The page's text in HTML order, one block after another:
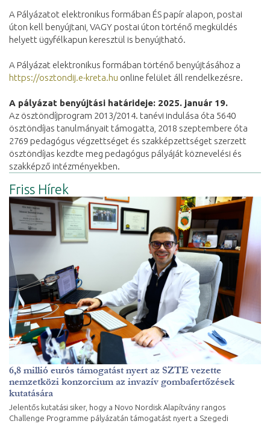
A Pályázatot elektronikus formában ÉS papír alapon, postai
úton kell benyújtani, VAGY postai úton történő megküldés
helyett ügyfélkapun keresztül is benyújtható.
A Pályázat elektronikus formában történő benyújtásához a
https://osztondij.e-kreta.hu online felület áll rendelkezésre.
A pályázat benyújtási határideje: 2025. január 19.
Az ösztöndíjprogram 2013/2014. tanévi indulása óta 5640
ösztöndíjas tanulmányait támogatta, 2018 szeptembere óta
2769 pedagógus végzettséget és szakképzettséget szerzett
ösztöndíjas kezdte meg pedagógus pályáját köznevelési és
szakképző intézményekben.
Friss Hírek
6,8 millió eurós támogatást nyert az SZTE vezette
nemzetközi konzorcium az invazív gombafertőzések
kutatására
Jelentős kutatási siker, hogy a Novo Nordisk Alapítvány rangos
Challenge Programme pályázatán támogatást nyert a Szegedi